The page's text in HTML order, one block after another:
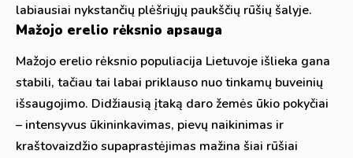
labiausiai nykstančių plėšriųjų paukščių rūšių šalyje.
Mažojo erelio rėksnio apsauga
Mažojo erelio rėksnio populiacija Lietuvoje išlieka gana
stabili, tačiau tai labai priklauso nuo tinkamų buveinių
išsaugojimo. Didžiausią įtaką daro žemės ūkio pokyčiai
– intensyvus ūkininkavimas, pievų naikinimas ir
kraštovaizdžio supaprastėjimas mažina šiai rūšiai